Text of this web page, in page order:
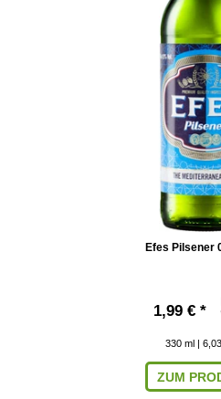
Efes Pilsener
1,99 € *
330 ml |
ZUM